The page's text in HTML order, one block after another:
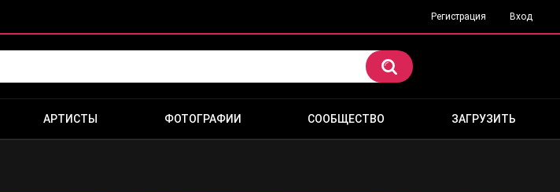
Регистрация Вход
АРТИСТЫ ФОТОГРАФИИ СООБЩЕСТВО ЗАГРУЗИТЬ